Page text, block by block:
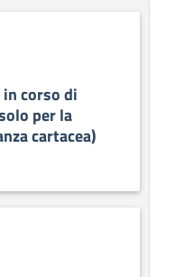
corso di
per la
cartacea)